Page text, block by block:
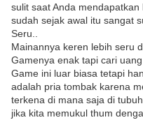
sulit saat Anda
sudah sejak awal itu sangat
Seru..
Mainannya keren lebih seru
Gamenya enak tapi cari
Game ini luar biasa tetapi
adalah pria tombak karena
terkena di mana saja di
jika kita memukul thum